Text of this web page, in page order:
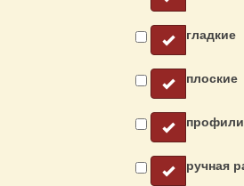
гладкие
плоские
ручная